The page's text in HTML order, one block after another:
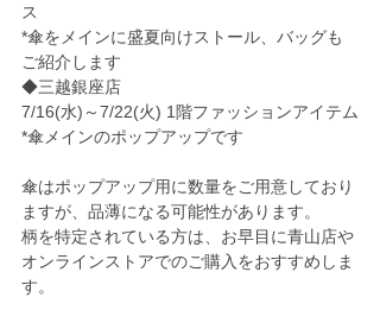
ス
*傘をメインに盛夏向けストール、バッグも
ご紹介します
◆三越銀座店
7/16(水)～7/22(火) 1階ファッションアイテム
*傘メインのポップアップです
傘はポップアップ用に数量をご用意しており
ますが、品薄になる可能性があります。
柄を特定されている方は、お早目に青山店や
オンラインストアでのご購入をおすすめしま
す。